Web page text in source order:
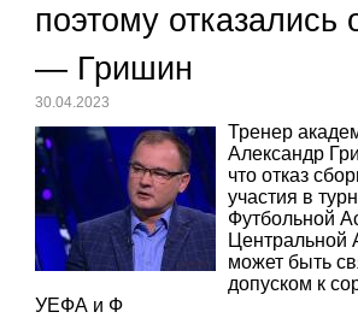
поэтому отказались
— Гришин
30.04.2023
Тренер
Александр
что отказ
участия в
Футбольной
Центральной
может быть
допуском к
УЕФА и Ф